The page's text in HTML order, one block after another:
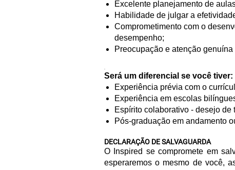
Excelente planejamento de
Habilidade de julgar a
Comprometimento com o
desempenho;
Preocupação e atenção
.
Será um diferencial se você tiver:
Experiência prévia com o
Experiência em escolas
Espírito colaborativo - desejo de
Pós-graduação em andamento
DECLARAÇÃO DE SALVAGUARDA
O Inspired se compromete em
esperaremos o mesmo de você,